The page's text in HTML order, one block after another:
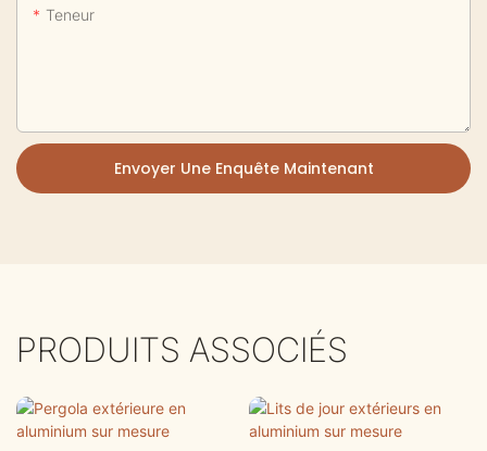
Teneur
Envoyer Une Enquête Maintenant
PRODUITS ASSOCIÉS